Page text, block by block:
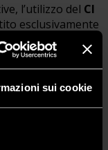
sui cookie
l’utilizzo del CI
esclusivamente
con una
.
in altri prodotti
unghie, spray
non